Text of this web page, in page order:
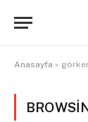
Anasayfa »